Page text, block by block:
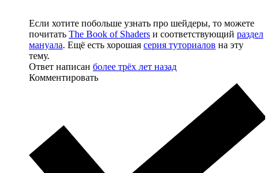
Если хотите побольше узнать про шейдеры, то можете
почитать The Book of Shaders и соответствующий раздел
мануала. Ещё есть хорошая серия туториалов на эту
тему.
Ответ написан более трёх лет назад
Комментировать